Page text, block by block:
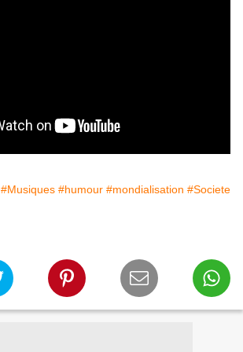
#Musiques #humour #mondialisation #Societe